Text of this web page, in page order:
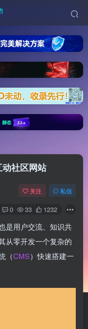
社区网站
关注 私信
0 33 1232
是用户交流、知识共
从零开发一个复杂的
（CMS）快速搭建一